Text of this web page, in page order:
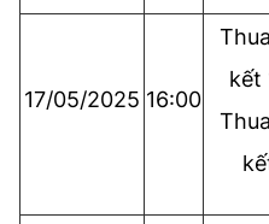
17/05/2025 16:00
kết